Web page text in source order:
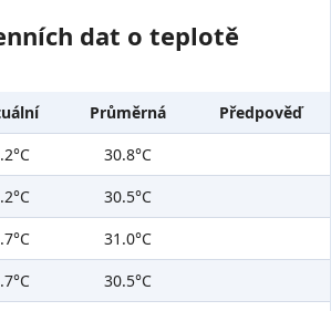
dat o teplotě
Průměrná
Předpověď
30.8°C
30.5°C
31.0°C
30.5°C